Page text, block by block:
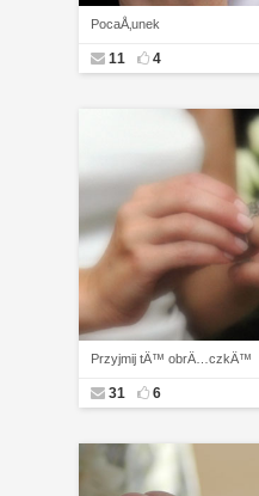
PocaÅ‚unek
11 4
Przyjmij tÄ™ obrÄ…czkÄ™
31 6